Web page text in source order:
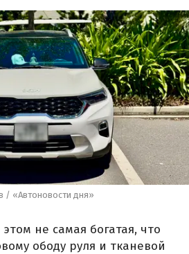
/ «Автоновости дня»
не самая богатая, что
ободу руля и тканевой